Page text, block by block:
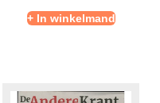
+ In winkelmand